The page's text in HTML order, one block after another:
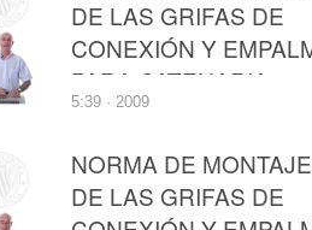
DE LAS GRIFAS DE
CONEXIÓN Y
PARA CATENARIA
5:39 · 2009
NORMA DE MONTAJE
DE LAS GRIFAS DE